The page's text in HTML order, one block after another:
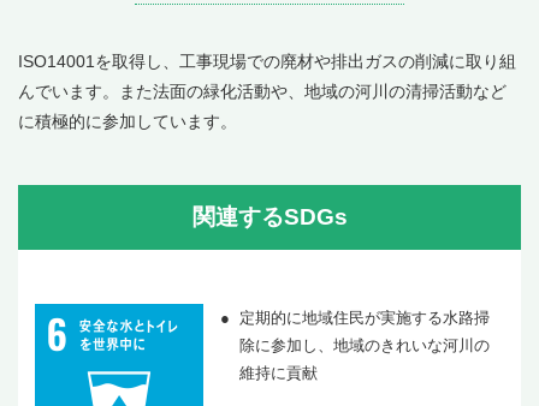
ISO14001を取得し、工事現場での廃材や排出ガスの削減に取り組
んでいます。また法面の緑化活動や、地域の河川の清掃活動など
に積極的に参加しています。
関連するSDGs
定期的に地域住民が実施する水路掃
除に参加し、地域のきれいな河川の
維持に貢献